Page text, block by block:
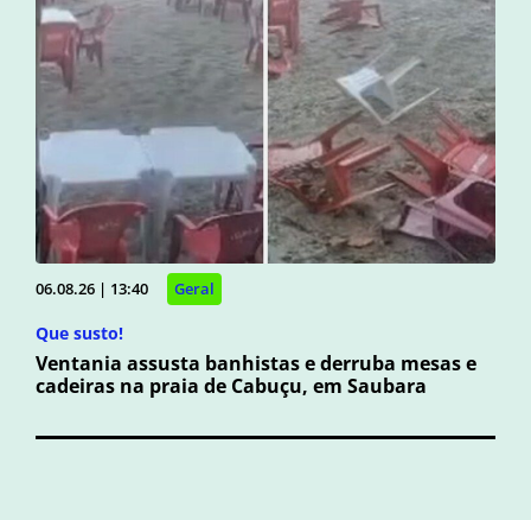
06.08.26 | 13:40 Geral
Que susto!
Ventania assusta banhistas e derruba mesas e
cadeiras na praia de Cabuçu, em Saubara